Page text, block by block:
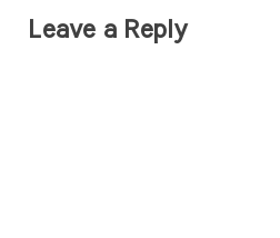
Leave a Reply